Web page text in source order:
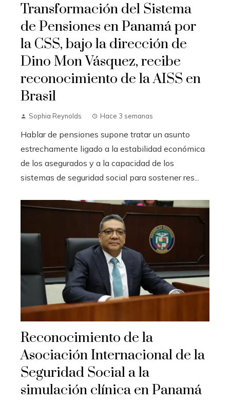
Transformación del Sistema
de Pensiones en Panamá por
la CSS, bajo la dirección de
Dino Mon Vásquez, recibe
reconocimiento de la AISS en
Brasil
Sophia Reynolds Hace 3 semanas
Hablar de pensiones supone tratar un asunto
estrechamente ligado a la estabilidad económica
de los asegurados y a la capacidad de los
sistemas de seguridad social para sostener res...
Reconocimiento de la
Asociación Internacional de la
Seguridad Social a la
simulación clínica en Panamá